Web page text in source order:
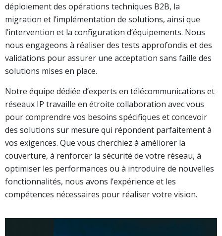
déploiement des opérations techniques B2B, la
migration et l’implémentation de solutions, ainsi que
l’intervention et la configuration d’équipements. Nous
nous engageons à réaliser des tests approfondis et des
validations pour assurer une acceptation sans faille des
solutions mises en place.
Notre équipe dédiée d’experts en télécommunications et
réseaux IP travaille en étroite collaboration avec vous
pour comprendre vos besoins spécifiques et concevoir
des solutions sur mesure qui répondent parfaitement à
vos exigences. Que vous cherchiez à améliorer la
couverture, à renforcer la sécurité de votre réseau, à
optimiser les performances ou à introduire de nouvelles
fonctionnalités, nous avons l’expérience et les
compétences nécessaires pour réaliser votre vision.